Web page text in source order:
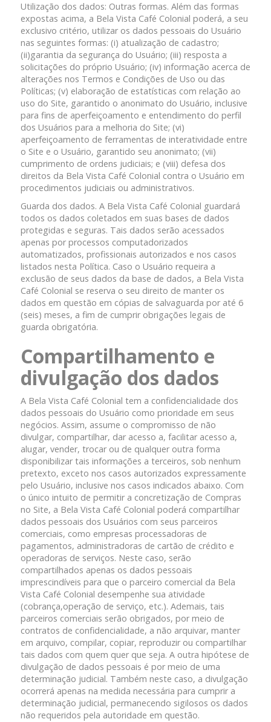
Utilização dos dados: Outras formas. Além das formas
expostas acima, a Bela Vista Café Colonial poderá, a seu
exclusivo critério, utilizar os dados pessoais do Usuário
nas seguintes formas: (i) atualização de cadastro;
(ii)garantia da segurança do Usuário; (iii) resposta a
solicitações do próprio Usuário; (iv) informação acerca de
alterações nos Termos e Condições de Uso ou das
Políticas; (v) elaboração de estatísticas com relação ao
uso do Site, garantido o anonimato do Usuário, inclusive
para fins de aperfeiçoamento e entendimento do perfil
dos Usuários para a melhoria do Site; (vi)
aperfeiçoamento de ferramentas de interatividade entre
o Site e o Usuário, garantido seu anonimato; (vii)
cumprimento de ordens judiciais; e (viii) defesa dos
direitos da Bela Vista Café Colonial contra o Usuário em
procedimentos judiciais ou administrativos.
Guarda dos dados. A Bela Vista Café Colonial guardará
todos os dados coletados em suas bases de dados
protegidas e seguras. Tais dados serão acessados
apenas por processos computadorizados
automatizados, profissionais autorizados e nos casos
listados nesta Política. Caso o Usuário requeira a
exclusão de seus dados da base de dados, a Bela Vista
Café Colonial se reserva o seu direito de manter os
dados em questão em cópias de salvaguarda por até 6
(seis) meses, a fim de cumprir obrigações legais de
guarda obrigatória.
Compartilhamento e
divulgação dos dados
A Bela Vista Café Colonial tem a confidencialidade dos
dados pessoais do Usuário como prioridade em seus
negócios. Assim, assume o compromisso de não
divulgar, compartilhar, dar acesso a, facilitar acesso a,
alugar, vender, trocar ou de qualquer outra forma
disponibilizar tais informações a terceiros, sob nenhum
pretexto, exceto nos casos autorizados expressamente
pelo Usuário, inclusive nos casos indicados abaixo. Com
o único intuito de permitir a concretização de Compras
no Site, a Bela Vista Café Colonial poderá compartilhar
dados pessoais dos Usuários com seus parceiros
comerciais, como empresas processadoras de
pagamentos, administradoras de cartão de crédito e
operadoras de serviços. Neste caso, serão
compartilhados apenas os dados pessoais
imprescindíveis para que o parceiro comercial da Bela
Vista Café Colonial desempenhe sua atividade
(cobrança,operação de serviço, etc.). Ademais, tais
parceiros comerciais serão obrigados, por meio de
contratos de confidencialidade, a não arquivar, manter
em arquivo, compilar, copiar, reproduzir ou compartilhar
tais dados com quem quer que seja. A outra hipótese de
divulgação de dados pessoais é por meio de uma
determinação judicial. Também neste caso, a divulgação
ocorrerá apenas na medida necessária para cumprir a
determinação judicial, permanecendo sigilosos os dados
não requeridos pela autoridade em questão.